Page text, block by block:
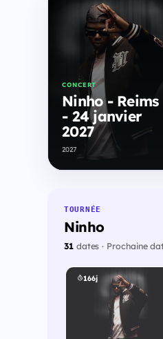
CONCERT
Ninho - Reims
- 24 janvier
2027
2027
TOURNÉE
Ninho
31dates · Prochaine
166j